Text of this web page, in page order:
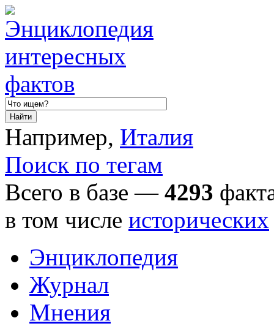
Например, Италия
Поиск по тегам
Всего в базе — 4293
в том числе исторических
Энциклопедия
Журнал
Мнения